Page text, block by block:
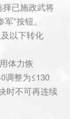
已施政武将
”按钮。
以下转化
体力恢
调整为≤130
不可再连续